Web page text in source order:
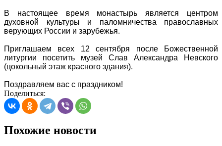
В настоящее время монастырь является центром
духовной культуры и паломничества православных
верующих России и зарубежья.
Приглашаем всех 12 сентября после Божественной
литургии посетить музей Слав Александра Невского
(цокольный этаж красного здания).
Поздравляем вас с праздником!
Поделиться:
Похожие новости